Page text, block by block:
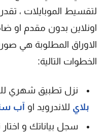
لتقسيط الموبايلات ،
اونلاين بدون مقدم او
الاوراق المطلوبة هي
الخطوات التالية:
نزل تطبيق شهري
بلاي للاندرويد او آب
سجل بياناتك و